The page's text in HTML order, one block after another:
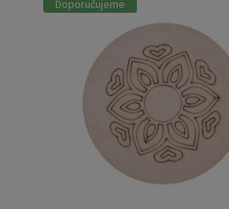
Doporučujeme